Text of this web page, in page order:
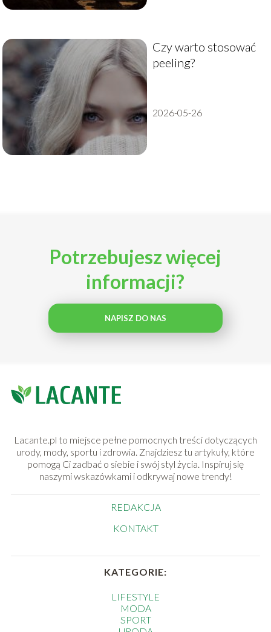
Czy warto stosować
peeling?
2026-05-26
Potrzebujesz więcej
informacji?
NAPISZ DO NAS
Lacante.pl to miejsce pełne pomocnych treści dotyczących
urody, mody, sportu i zdrowia. Znajdziesz tu artykuły, które
pomogą Ci zadbać o siebie i swój styl życia. Inspiruj się
naszymi wskazówkami i odkrywaj nowe trendy!
REDAKCJA
KONTAKT
KATEGORIE:
LIFESTYLE
MODA
SPORT